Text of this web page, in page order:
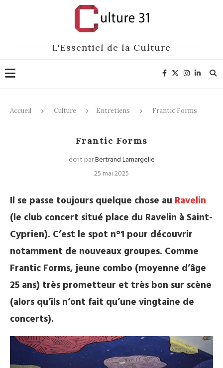
L'Essentiel de la Culture
Accueil Culture Entretiens Frantic Forms
Frantic Forms
écrit parBertrand Lamargelle
25 mai 2025
Il se passe toujours quelque chose au Ravelin
(le club concert situé place du Ravelin à Saint-
Cyprien). C’est le spot n°1 pour découvrir
notamment de nouveaux groupes. Comme
Frantic Forms, jeune combo (moyenne d’âge
25 ans) très prometteur et très bon sur scène
(alors qu’ils n’ont fait qu’une vingtaine de
concerts).